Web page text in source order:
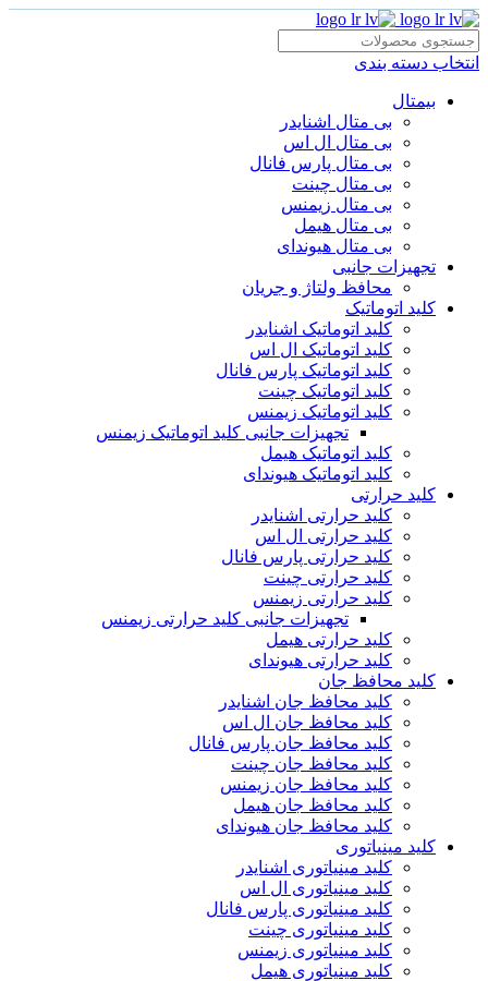
انتخاب دسته بندی
بیمتال
بی متال اشنایدر
بی متال ال اس
بی متال پارس فانال
بی متال چینت
بی متال زیمنس
بی متال هیمل
بی متال هیوندای
تجهیزات جانبی
محافظ ولتاژ و‌ جریان
کلید اتوماتیک
کلید اتوماتیک اشنایدر
کلید اتوماتیک ال اس
کلید اتوماتیک پارس فانال
کلید اتوماتیک چینت
کلید اتوماتیک زیمنس
تجهیزات جانبی کلید اتوماتیک زیمنس
کلید اتوماتیک هیمل
کلید اتوماتیک هیوندای
کلید حرارتی
کلید حرارتی اشنایدر
کلید حرارتی ال اس
کلید حرارتی پارس فانال
کلید حرارتی چینت
کلید حرارتی زیمنس
تجهیزات جانبی کلید حرارتی زیمنس
کلید حرارتی هیمل
کلید حرارتی هیوندای
کلید محافظ جان
کلید محافظ جان اشنایدر
کلید محافظ جان ال اس
کلید محافظ جان پارس فانال
کلید محافظ جان چینت
کلید محافظ جان زیمنس
کلید محافظ جان هیمل
کلید محافظ جان هیوندای
کلید مینیاتوری
کلید مینیاتوری اشنایدر
کلید مینیاتوری ال اس
کلید مینیاتوری پارس فانال
کلید مینیاتوری چینت
کلید مینیاتوری زیمنس
کلید مینیاتوری هیمل